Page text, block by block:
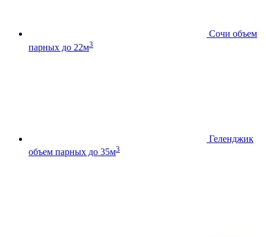
Сочи объем
парных до 22м3
Геленджик
объем парных до 35м3